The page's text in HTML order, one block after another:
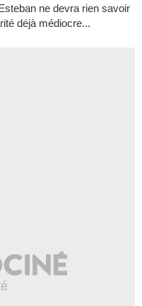
ne devra rien savoir
déjà médiocre...